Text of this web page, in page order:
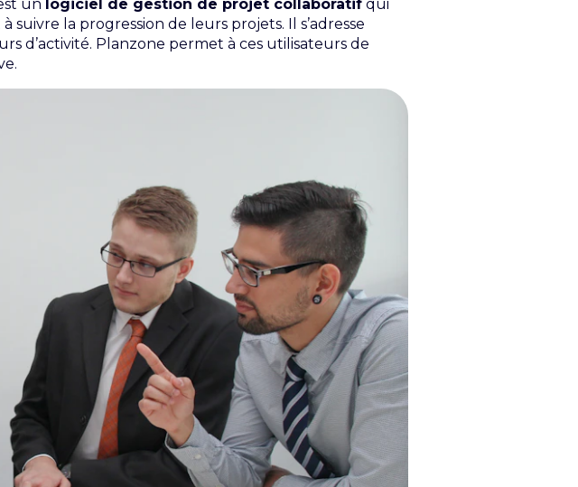
un logiciel de gestion de projet collaboratif qui
la progression de leurs projets. Il s’adresse
d’activité. Planzone permet à ces utilisateurs de